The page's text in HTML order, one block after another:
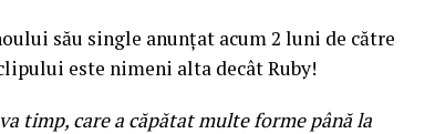
său single anunțat acum 2 luni de către
este nimeni alta decât Ruby!
timp, care a căpătat multe forme până la